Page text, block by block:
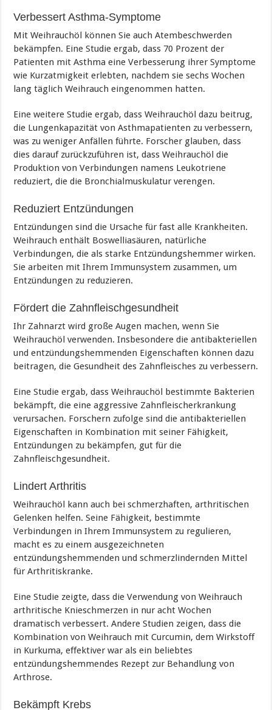
Verbessert Asthma-Symptome
Mit Weihrauchöl können Sie auch Atembeschwerden
bekämpfen. Eine Studie ergab, dass 70 Prozent der
Patienten mit Asthma eine Verbesserung ihrer Symptome
wie Kurzatmigkeit erlebten, nachdem sie sechs Wochen
lang täglich Weihrauch eingenommen hatten.
Eine weitere Studie ergab, dass Weihrauchöl dazu beitrug,
die Lungenkapazität von Asthmapatienten zu verbessern,
was zu weniger Anfällen führte. Forscher glauben, dass
dies darauf zurückzuführen ist, dass Weihrauchöl die
Produktion von Verbindungen namens Leukotriene
reduziert, die die Bronchialmuskulatur verengen.
Reduziert Entzündungen
Entzündungen sind die Ursache für fast alle Krankheiten.
Weihrauch enthält Boswelliasäuren, natürliche
Verbindungen, die als starke Entzündungshemmer wirken.
Sie arbeiten mit Ihrem Immunsystem zusammen, um
Entzündungen zu reduzieren.
Fördert die Zahnfleischgesundheit
Ihr Zahnarzt wird große Augen machen, wenn Sie
Weihrauchöl verwenden. Insbesondere die antibakteriellen
und entzündungshemmenden Eigenschaften können dazu
beitragen, die Gesundheit des Zahnfleisches zu verbessern.
Eine Studie ergab, dass Weihrauchöl bestimmte Bakterien
bekämpft, die eine aggressive Zahnfleischerkrankung
verursachen. Forschern zufolge sind die antibakteriellen
Eigenschaften in Kombination mit seiner Fähigkeit,
Entzündungen zu bekämpfen, gut für die
Zahnfleischgesundheit.
Lindert Arthritis
Weihrauchöl kann auch bei schmerzhaften, arthritischen
Gelenken helfen. Seine Fähigkeit, bestimmte
Verbindungen in Ihrem Immunsystem zu regulieren,
macht es zu einem ausgezeichneten
entzündungshemmenden und schmerzlindernden Mittel
für Arthritiskranke.
Eine Studie zeigte, dass die Verwendung von Weihrauch
arthritische Knieschmerzen in nur acht Wochen
dramatisch verbessert. Andere Studien zeigen, dass die
Kombination von Weihrauch mit Curcumin, dem Wirkstoff
in Kurkuma, effektiver war als ein beliebtes
entzündungshemmendes Rezept zur Behandlung von
Arthrose.
Bekämpft Krebs